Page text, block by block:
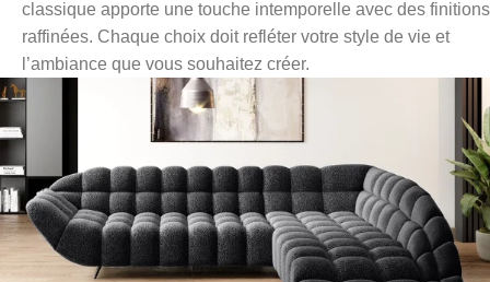
classique apporte une touche intemporelle avec des finitions
raffinées. Chaque choix doit refléter votre style de vie et
l’ambiance que vous souhaitez créer.